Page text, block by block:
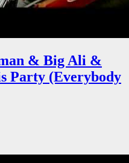
& Big Ali &
Party (Everybody